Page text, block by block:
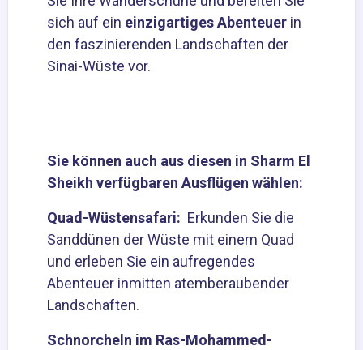
sich auf ein einzigartiges Abenteuer in
den faszinierenden Landschaften der
Sinai-Wüste vor.
Sie können auch aus diesen in Sharm El
Sheikh verfügbaren Ausflügen wählen:
Quad-Wüstensafari: Erkunden Sie die
Sanddünen der Wüste mit einem Quad
und erleben Sie ein aufregendes
Abenteuer inmitten atemberaubender
Landschaften.
Schnorcheln im Ras-Mohammed-